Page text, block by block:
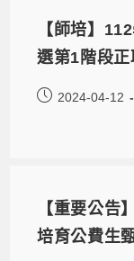
【師培】
選第1階段正
2024-04-12
【重要公告
培育公費生